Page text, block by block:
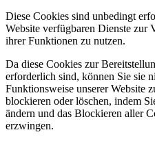
Diese Cookies sind unbedingt
Website verfügbaren Dienste zur
ihrer Funktionen zu nutzen.
Da diese Cookies zur
erforderlich sind, können Sie sie
Funktionsweise unserer Website
blockieren oder löschen, indem
ändern und das Blockieren aller
erzwingen.